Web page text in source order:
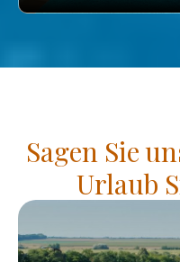
Sagen Sie
Urlaub